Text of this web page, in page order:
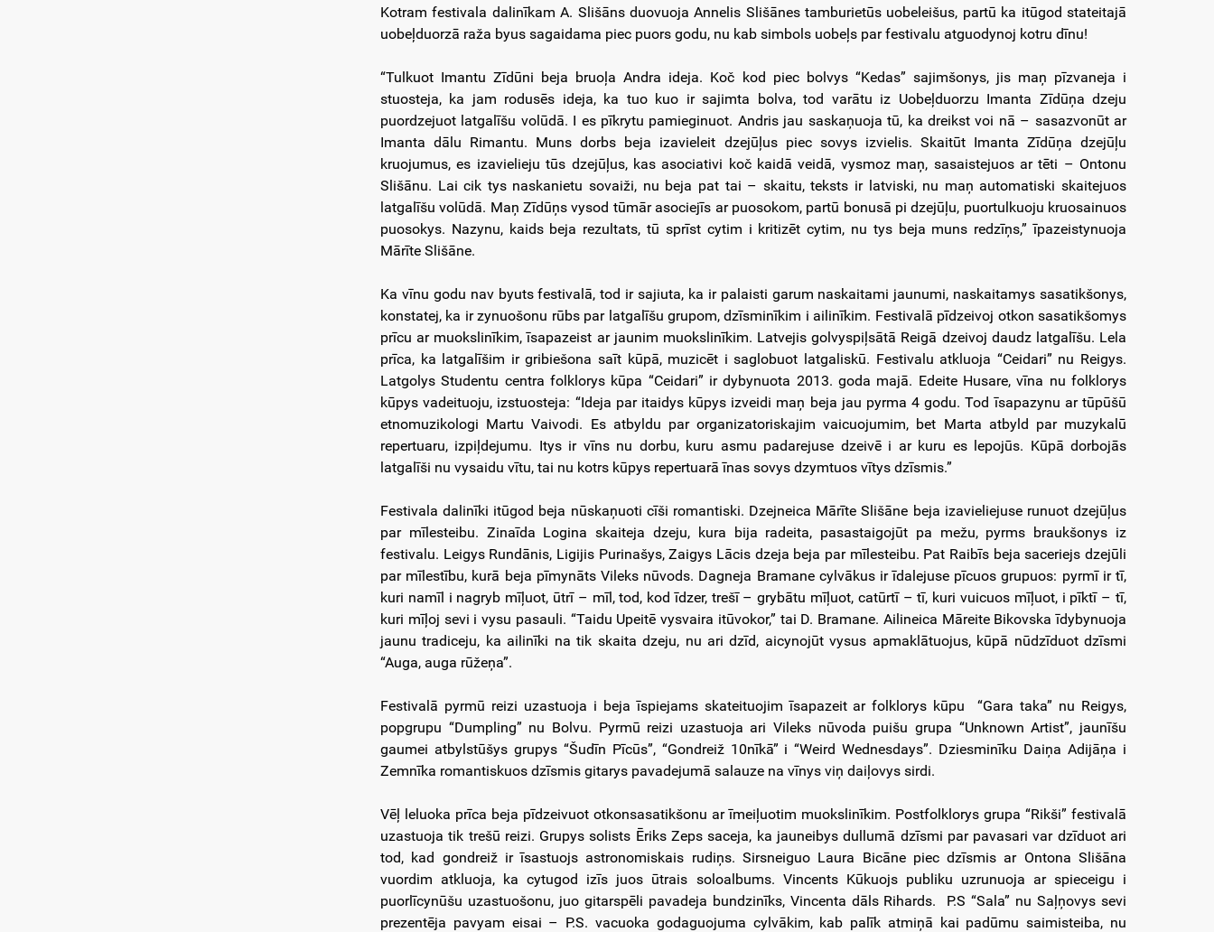
Kotram festivala dalinīkam A. Slišāns duovuoja Annelis Slišānes tamburietūs uobeleišus, partū ka itūgod stateitajā
uobeļduorzā raža byus sagaidama piec puors godu, nu kab simbols uobeļs par festivalu atguodynoj kotru dīnu!
“Tulkuot Imantu Zīdūni beja bruoļa Andra ideja. Koč kod piec bolvys “Kedas” sajimšonys, jis maņ pīzvaneja i
stuosteja, ka jam rodusēs ideja, ka tuo kuo ir sajimta bolva, tod varātu iz Uobeļduorzu Imanta Zīdūņa dzeju
puordzejuot latgalīšu volūdā. I es pīkrytu pamieginuot. Andris jau saskaņuoja tū, ka dreikst voi nā – sasazvonūt ar
Imanta dālu Rimantu. Muns dorbs beja izavieleit dzejūļus piec sovys izvielis. Skaitūt Imanta Zīdūņa dzejūļu
kruojumus, es izavielieju tūs dzejūļus, kas asociativi koč kaidā veidā, vysmoz maņ, sasaistejuos ar tēti – Ontonu
Slišānu. Lai cik tys naskanietu sovaiži, nu beja pat tai – skaitu, teksts ir latviski, nu maņ automatiski skaitejuos
latgalīšu volūdā. Maņ Zīdūņs vysod tūmār asociejīs ar puosokom, partū bonusā pi dzejūļu, puortulkuoju kruosainuos
puosokys. Nazynu, kaids beja rezultats, tū sprīst cytim i kritizēt cytim, nu tys beja muns redzīņs,” īpazeistynuoja
Mārīte Slišāne.
Ka vīnu godu nav byuts festivalā, tod ir sajiuta, ka ir palaisti garum naskaitami jaunumi, naskaitamys sasatikšonys,
konstatej, ka ir zynuošonu rūbs par latgalīšu grupom, dzīsminīkim i ailinīkim. Festivalā pīdzeivoj otkon sasatikšomys
prīcu ar muokslinīkim, īsapazeist ar jaunim muokslinīkim. Latvejis golvyspiļsātā Reigā dzeivoj daudz latgalīšu. Lela
prīca, ka latgalīšim ir gribiešona saīt kūpā, muzicēt i saglobuot latgaliskū. Festivalu atkluoja “Ceidari” nu Reigys.
Latgolys Studentu centra folklorys kūpa “Ceidari” ir dybynuota 2013. goda majā. Edeite Husare, vīna nu folklorys
kūpys vadeituoju, izstuosteja: “Ideja par itaidys kūpys izveidi maņ beja jau pyrma 4 godu. Tod īsapazynu ar tūpūšū
etnomuzikologi Martu Vaivodi. Es atbyldu par organizatoriskajim vaicuojumim, bet Marta atbyld par muzykalū
repertuaru, izpiļdejumu. Itys ir vīns nu dorbu, kuru asmu padarejuse dzeivē i ar kuru es lepojūs. Kūpā dorbojās
latgalīši nu vysaidu vītu, tai nu kotrs kūpys repertuarā īnas sovys dzymtuos vītys dzīsmis.”
Festivala dalinīki itūgod beja nūskaņuoti cīši romantiski. Dzejneica Mārīte Slišāne beja izavieliejuse runuot dzejūļus
par mīlesteibu. Zinaīda Logina skaiteja dzeju, kura bija radeita, pasastaigojūt pa mežu, pyrms braukšonys iz
festivalu. Leigys Rundānis, Ligijis Purinašys, Zaigys Lācis dzeja beja par mīlesteibu. Pat Raibīs beja saceriejs dzejūli
par mīlestību, kurā beja pīmynāts Vileks nūvods. Dagneja Bramane cylvākus ir īdalejuse pīcuos grupuos: pyrmī ir tī,
kuri namīl i nagryb mīļuot, ūtrī – mīl, tod, kod īdzer, trešī – grybātu mīļuot, catūrtī – tī, kuri vuicuos mīļuot, i pīktī – tī,
kuri mīļoj sevi i vysu pasauli. “Taidu Upeitē vysvaira itūvokor,” tai D. Bramane. Ailineica Māreite Bikovska īdybynuoja
jaunu tradiceju, ka ailinīki na tik skaita dzeju, nu ari dzīd, aicynojūt vysus apmaklātuojus, kūpā nūdzīduot dzīsmi
“Auga, auga rūžeņa”.
Festivalā pyrmū reizi uzastuoja i beja īspiejams skateituojim īsapazeit ar folklorys kūpu “Gara taka” nu Reigys,
popgrupu “Dumpling” nu Bolvu. Pyrmū reizi uzastuoja ari Vileks nūvoda puišu grupa “Unknown Artist”, jaunīšu
gaumei atbylstūšys grupys “Šudīn Pīcūs”, “Gondreiž 10nīkā” i “Weird Wednesdays”. Dziesminīku Daiņa Adijāņa i
Zemnīka romantiskuos dzīsmis gitarys pavadejumā salauze na vīnys viņ daiļovys sirdi.
Vēļ leluoka prīca beja pīdzeivuot otkonsasatikšonu ar īmeiļuotim muokslinīkim. Postfolklorys grupa “Rikši” festivalā
uzastuoja tik trešū reizi. Grupys solists Ēriks Zeps saceja, ka jauneibys dullumā dzīsmi par pavasari var dzīduot ari
tod, kad gondreiž ir īsastuojs astronomiskais rudiņs. Sirsneiguo Laura Bicāne piec dzīsmis ar Ontona Slišāna
vuordim atkluoja, ka cytugod izīs juos ūtrais soloalbums. Vincents Kūkuojs publiku uzrunuoja ar spieceigu i
puorlīcynūšu uzastuošonu, juo gitarspēli pavadeja bundzinīks, Vincenta dāls Rihards. P.S “Sala” nu Saļņovys sevi
prezentēja pavyam eisai – P.S. vacuoka godaguojuma cylvākim, kab palīk atmiņā kai padūmu saimisteiba, nu